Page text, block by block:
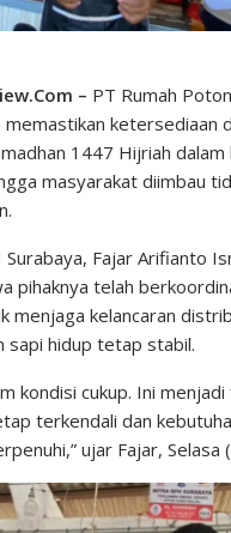
– PT Rumah
ketersediaan
1447 Hijriah dalam
masyarakat diimbau
Fajar Arifianto
pihaknya telah
menjaga kelancaran
sapi hidup tetap stabil.
kondisi cukup. Ini
terkendali dan
ujar Fajar, Selasa